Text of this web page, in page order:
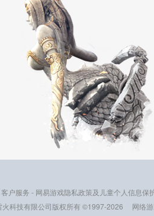
客户服务 - 网易游戏隐私政策及儿童个人信息保
火科技有限公司版权所有 ©1997-2026
网络